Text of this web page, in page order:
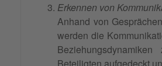
Erkennen von
Anhand von
werden die